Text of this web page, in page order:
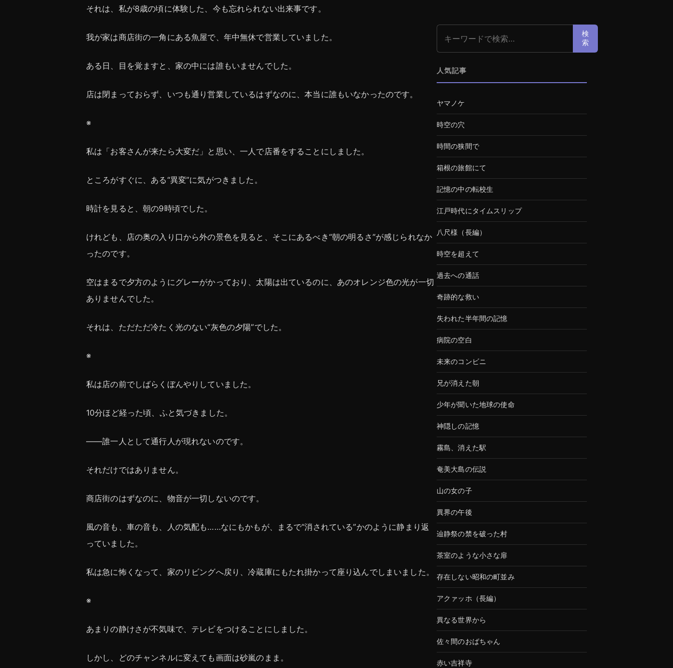
それは、私が8歳の頃に体験した、今も忘れられない出来事です。
我が家は商店街の一角にある魚屋で、年中無休で営業していました。
ある日、目を覚ますと、家の中には誰もいませんでした。
店は閉まっておらず、いつも通り営業しているはずなのに、本当に誰もいなかったのです。
※
私は「お客さんが来たら大変だ」と思い、一人で店番をすることにしました。
ところがすぐに、ある“異変”に気がつきました。
時計を見ると、朝の9時頃でした。
けれども、店の奥の入り口から外の景色を見ると、そこにあるべき“朝の明るさ”が感じられなか
ったのです。
空はまるで夕方のようにグレーがかっており、太陽は出ているのに、あのオレンジ色の光が一切
ありませんでした。
それは、ただただ冷たく光のない“灰色の夕陽”でした。
※
私は店の前でしばらくぼんやりしていました。
10分ほど経った頃、ふと気づきました。
――誰一人として通行人が現れないのです。
それだけではありません。
商店街のはずなのに、物音が一切しないのです。
風の音も、車の音も、人の気配も……なにもかもが、まるで“消されている”かのように静まり返
っていました。
私は急に怖くなって、家のリビングへ戻り、冷蔵庫にもたれ掛かって座り込んでしまいました。
※
あまりの静けさが不気味で、テレビをつけることにしました。
しかし、どのチャンネルに変えても画面は砂嵐のまま。
検
索
人気記事
ヤマノケ
時空の穴
時間の狭間で
箱根の旅館にて
記憶の中の転校生
江戸時代にタイムスリップ
八尺様（長編）
時空を超えて
過去への通話
奇跡的な救い
失われた半年間の記憶
病院の空白
未来のコンビニ
兄が消えた朝
少年が聞いた地球の使命
神隠しの記憶
霧島、消えた駅
奄美大島の伝説
山の女の子
異界の午後
辿静祭の禁を破った村
茶室のような小さな扉
存在しない昭和の町並み
アクァッホ（長編）
異なる世界から
佐々間のおばちゃん
赤い吉祥寺